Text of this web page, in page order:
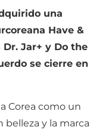
una
Have &
Jar+ y Do the
se cierre en
Corea como un
y la marca